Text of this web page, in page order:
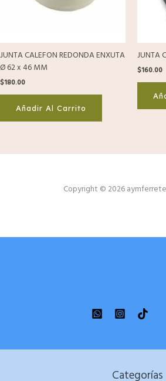
JUNTA CALEFON REDONDA ENXUTA
Ø 62 x 46 MM
$180.00
Añadir Al Carrito
JUNTA
$160.00
Copyright © 2026
Categorías